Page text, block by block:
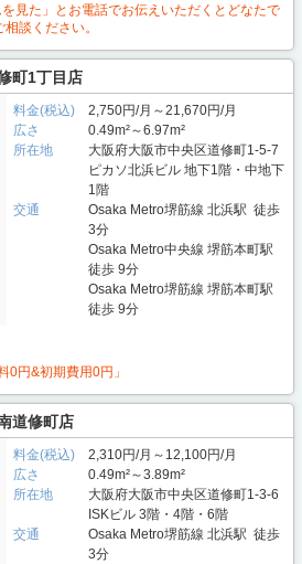
を見た」とお電話でお伝えいただくとどなたで
談ください。
町1丁目店
料金(税込)
2,750円/月～21,670円/月
広さ
0.49m²～6.97m²
所在地
大阪府大阪市中央区道修町1-5-7
ピカソ北浜ビル 地下1階・中地下
1階
交通
Osaka Metro堺筋線 北浜駅 徒歩
3分
Osaka Metro中央線 堺筋本町駅
徒歩 9分
Osaka Metro堺筋線 堺筋本町駅
徒歩 9分
0円&初期費用0円」
道修町店
料金(税込)
2,310円/月～12,100円/月
広さ
0.49m²～3.89m²
所在地
大阪府大阪市中央区道修町1-3-6
ISKビル 3階・4階・6階
交通
Osaka Metro堺筋線 北浜駅 徒歩
3分